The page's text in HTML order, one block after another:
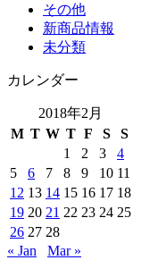
その他
新商品情報
未分類
カレンダー
2018年2月
M T W T F S
S
1
2 3
4
5
6 7 8 9 10 11
12 13 14 15 16 17 18
19 20 21 22 23 24 25
26 27 28
« Jan
Mar »